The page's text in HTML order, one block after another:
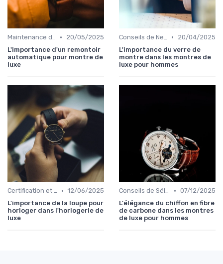
Maintenance des Montres de Luxe •
20/05/2025
L'importance d'un remontoir
automatique pour montre de
luxe
Conseils de Nettoyage et de Conservation •
20/04/2025
L'importance du verre de
montre dans les montres de
luxe pour hommes
Certification et Authenticité • 12/06/2025
L'importance de la loupe pour
horloger dans l'horlogerie de
luxe
Conseils de Sélection par Style • 07/12/2025
L'élégance du chiffon en fibre
de carbone dans les montres
de luxe pour hommes